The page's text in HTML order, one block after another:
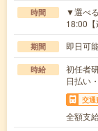
時間
▼選べ
18:00
期間 即日可
時給
初任者
日払い
交通
全額支